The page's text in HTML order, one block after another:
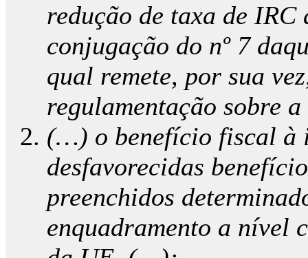
redução de taxa de
conjugação do nº 7
qual remete, por sua
regulamentação sobre
(…) o benefício fiscal à
desfavorecidas
preenchidos
enquadramento a nível